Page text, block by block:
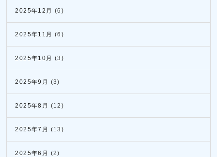
2025年12月 (6)
2025年11月 (6)
2025年10月 (3)
2025年9月 (3)
2025年8月 (12)
2025年7月 (13)
2025年6月 (2)